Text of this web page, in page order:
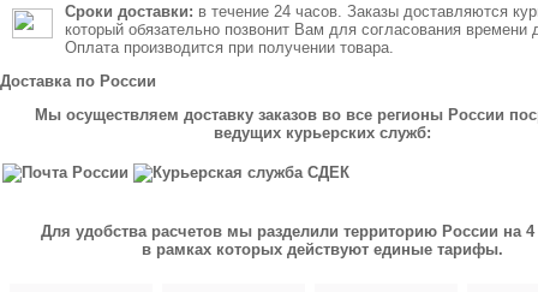
Сроки доставки: в течение 24 часов. Заказы доставляются
который обязательно позвонит Вам для согласования времени
Оплата производится при получении товара.
Доставка по России
Мы осуществляем доставку заказов во все регионы России
ведущих курьерских служб:
Для удобства расчетов мы разделили территорию России на 4
в рамках которых действуют единые тарифы.